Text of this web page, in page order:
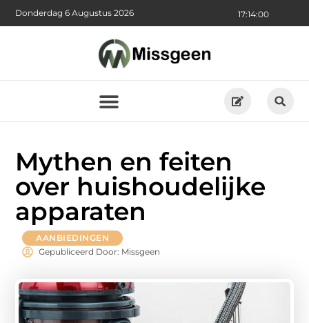
17:14:01
Donderdag 6 Augustus 2026
Mythen en feiten
over huishoudelijke
apparaten
AANBIEDINGEN
Gepubliceerd Door: Missgeen